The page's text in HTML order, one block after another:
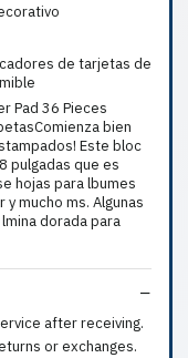
de tarjetas de
Pad 36 Pieces
bien
Este bloc
pulgadas que es
hojas para lbumes
mucho ms. Algunas
dorada para
after receiving.
or exchanges.